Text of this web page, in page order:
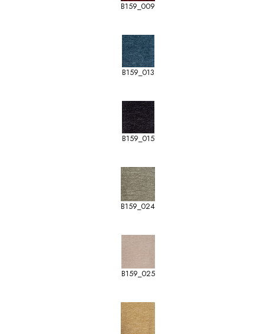
B159_009
B159_013
B159_015
B159_024
B159_025